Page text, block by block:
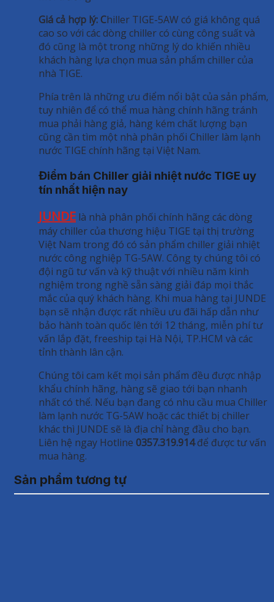
Giá cả hợp lý: Chiller TIGE-5AW có giá không quá
cao so với các dòng chiller có cùng công suất và
đó cũng là một trong những lý do khiến nhiều
khách hàng lựa chọn mua sản phẩm chiller của
nhà TIGE.
Phía trên là những ưu điểm nổi bật của sản phẩm,
tuy nhiên để có thể mua hàng chính hãng tránh
mua phải hàng giả, hàng kém chất lượng bạn
cũng cần tìm một nhà phân phối Chiller làm lạnh
nước TIGE chính hãng tại Việt Nam.
Điểm bán Chiller giải nhiệt nước TIGE uy
tín nhất hiện nay
JUNDE là nhà phân phối chính hãng các dòng
máy chiller của thương hiệu TIGE tại thị trường
Việt Nam trong đó có sản phẩm chiller giải nhiệt
nước công nghiệp TG-5AW. Công ty chúng tôi có
đội ngũ tư vấn và kỹ thuật với nhiều năm kinh
nghiệm trong nghề sẵn sàng giải đáp mọi thắc
mắc của quý khách hàng. Khi mua hàng tại JUNDE
bạn sẽ nhận được rất nhiều ưu đãi hấp dẫn như
bảo hành toàn quốc lên tới 12 tháng, miễn phí tư
vấn lắp đặt, freeship tại Hà Nội, TP.HCM và các
tỉnh thành lân cận.
Chúng tôi cam kết mọi sản phẩm đều được nhập
khẩu chính hãng, hàng sẽ giao tới bạn nhanh
nhất có thể. Nếu bạn đang có nhu cầu mua Chiller
làm lạnh nước TG-5AW hoặc các thiết bị chiller
khác thì JUNDE sẽ là địa chỉ hàng đầu cho bạn.
Liên hệ ngay Hotline 0357.319.914để được tư vấn
mua hàng.
Sản phẩm tương tự